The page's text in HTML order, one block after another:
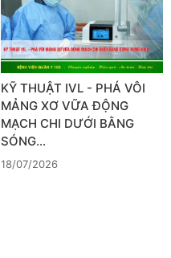
KỸ THUẬT IVL - PHÁ VÔI
MẢNG XƠ VỮA ĐỘNG
MẠCH CHI DƯỚI BẰNG
SÓNG…
18/07/2026